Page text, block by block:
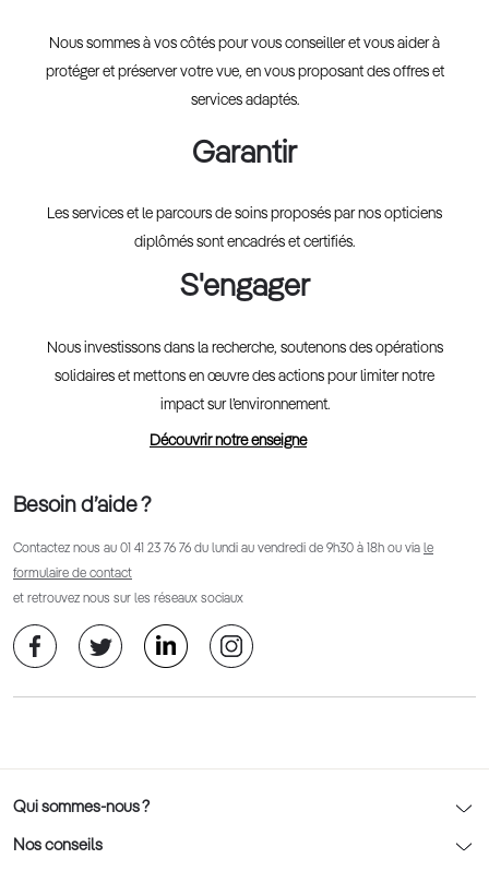
Nous sommes à vos côtés pour vous conseiller et vous aider à
protéger et préserver votre vue, en vous proposant des offres et
services adaptés.
Garantir
Les services et le parcours de soins proposés par nos opticiens
diplômés sont encadrés et certifiés.
S'engager
Nous investissons dans la recherche, soutenons des opérations
solidaires et mettons en œuvre des actions pour limiter notre
impact sur l’environnement.
Découvrir notre enseigne
Besoin d’aide ?
Contactez nous au 01 41 23 76 76 du lundi au vendredi de 9h30 à 18h ou via le
formulaire de contact
et retrouvez nous sur les réseaux sociaux
Qui sommes-nous ?
Notre charte déontologique
Nos conseils